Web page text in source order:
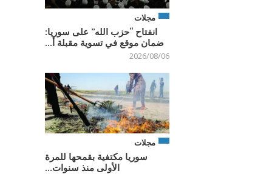
مجلات
انفتاح “حزب الله” على سوريا:
ضمان موقع في تسوية مقبلة أ...
2026/08/06
مجلات
سوريا مكتفية بقمحها للمرة
الأولى منذ سنوات...